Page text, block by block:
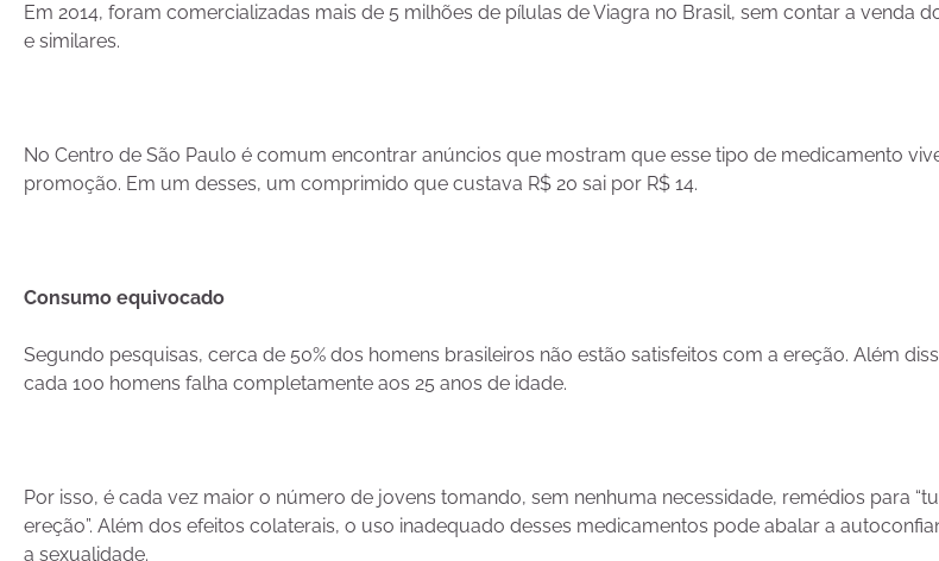
Em 2014, foram comercializadas mais de 5 milhões de pílulas de Viagra no Brasil, sem contar a venda
e similares.
No Centro de São Paulo é comum encontrar anúncios que mostram que esse tipo de medicamento
promoção. Em um desses, um comprimido que custava R$ 20 sai por R$ 14.
Consumo equivocado
Segundo pesquisas, cerca de 50% dos homens brasileiros não estão satisfeitos com a ereção. Além
cada 100 homens falha completamente aos 25 anos de idade.
Por isso, é cada vez maior o número de jovens tomando, sem nenhuma necessidade, remédios para
ereção”. Além dos efeitos colaterais, o uso inadequado desses medicamentos pode abalar a
a sexualidade.